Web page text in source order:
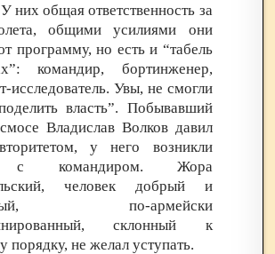
них общая ответственность за
общими усилиями они
программу, но есть и “табель
командир, бортинженер,
исследователь. Увы, не смогли
власть”. Побывавший
Владислав Волков давил
у него возникли
с командиром. Жора
человек добрый и
по-армейски
склонный к
порядку, не желал уступать.